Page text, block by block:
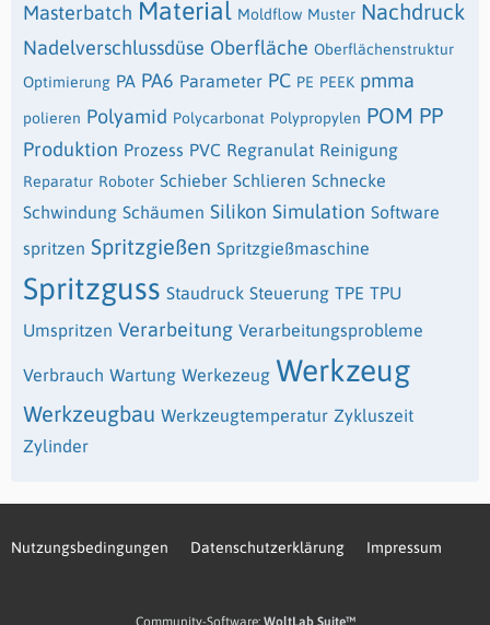
Masterbatch Material Moldflow Muster Nachdruck
Nadelverschlussdüse Oberfläche Oberflächenstruktur
Optimierung PA PA6 Parameter PC PE PEEK pmma
polieren Polyamid Polycarbonat Polypropylen POM PP
Produktion Prozess PVC Regranulat Reinigung
Reparatur Roboter Schieber Schlieren Schnecke
Schwindung Schäumen Silikon Simulation Software
spritzen Spritzgießen Spritzgießmaschine
Spritzguss Staudruck Steuerung TPE TPU
Umspritzen Verarbeitung Verarbeitungsprobleme
Verbrauch Wartung Werkezeug Werkzeug
Werkzeugbau Werkzeugtemperatur Zykluszeit
Zylinder
Nutzungsbedingungen Datenschutzerklärung Impressum
Community-Software: WoltLab Suite™